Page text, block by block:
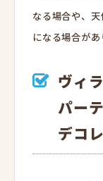
なる場合や、
になる場合があ
ヴィ
パー
デコ